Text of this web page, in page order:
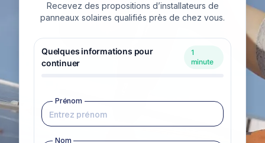
Recevez des propositions d’installateurs de
panneaux solaires qualifiés près de chez vous.